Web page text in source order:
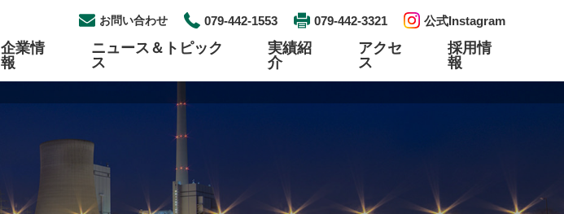
お問い合わせ 079-442-1553 079-442-3321 公式Instagram
各種プラントメンテナンス
企業情
報
公開情報について
ニュース＆トピック
ス
実績紹
介
アクセ
ス
採用情
報